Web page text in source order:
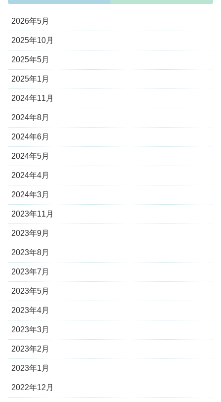
2026年5月
2025年10月
2025年5月
2025年1月
2024年11月
2024年8月
2024年6月
2024年5月
2024年4月
2024年3月
2023年11月
2023年9月
2023年8月
2023年7月
2023年5月
2023年4月
2023年3月
2023年2月
2023年1月
2022年12月